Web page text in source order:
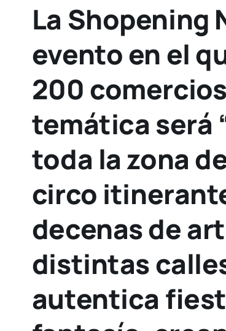
La Shopening
evento en el
200
temática será
toda la zona
circo
decenas de
distintas
autentica